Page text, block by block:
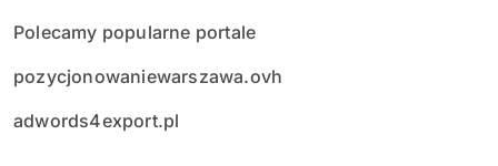
Polecamy popularne portale
pozycjonowaniewarszawa.ovh
adwords4export.pl